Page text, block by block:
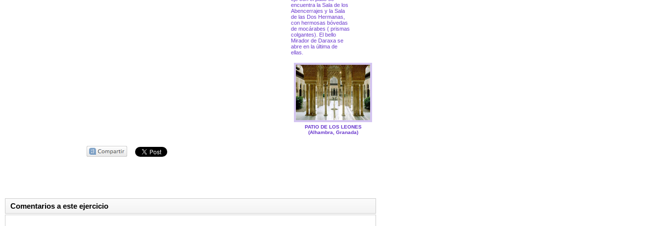
encuentra la Sala de los
Abencerrajes y la Sala
de las Dos Hermanas,
con hermosas bóvedas
de mocárabes ( prismas
colgantes). El bello
Mirador de Daraxa se
abre en la última de
ellas.
PATIO DE LOS LEONES
(Alhambra, Granada)
Comentarios a este ejercicio